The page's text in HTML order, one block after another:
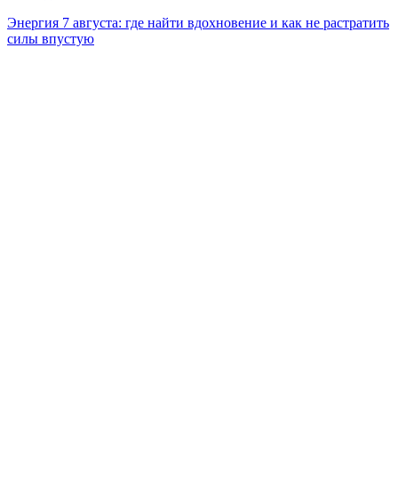
Энергия 7 августа: где найти вдохновение и как не растратить
силы впустую